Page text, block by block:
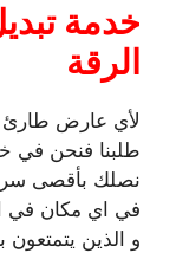
خدمة
الرقة
لأي عارض طارئ
طلبنا فنحن في
نصلك بأقصى
في اي مكان في
و الذين يتمتعون